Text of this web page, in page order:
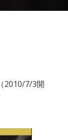
（2010/7/3開